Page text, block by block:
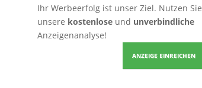
Ihr Werbeerfolg ist unser Ziel. Nutzen Sie
unsere kostenloseund unverbindliche
Anzeigenanalyse!
ANZEIGE EINREICHEN